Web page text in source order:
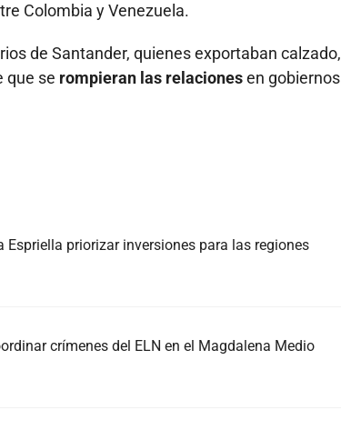
Colombia y Venezuela.
de Santander, quienes exportaban calzado,
que se rompieran las relacionesen gobiernos
Espriella priorizar inversiones para las regiones
crímenes del ELN en el Magdalena Medio